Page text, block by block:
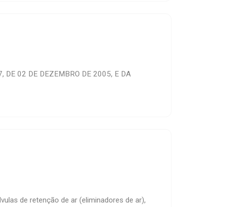
DE 02 DE DEZEMBRO DE 2005, E DA
de retenção de ar (eliminadores de ar),